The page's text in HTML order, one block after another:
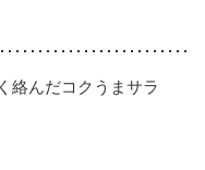
絡んだコクうまサラ